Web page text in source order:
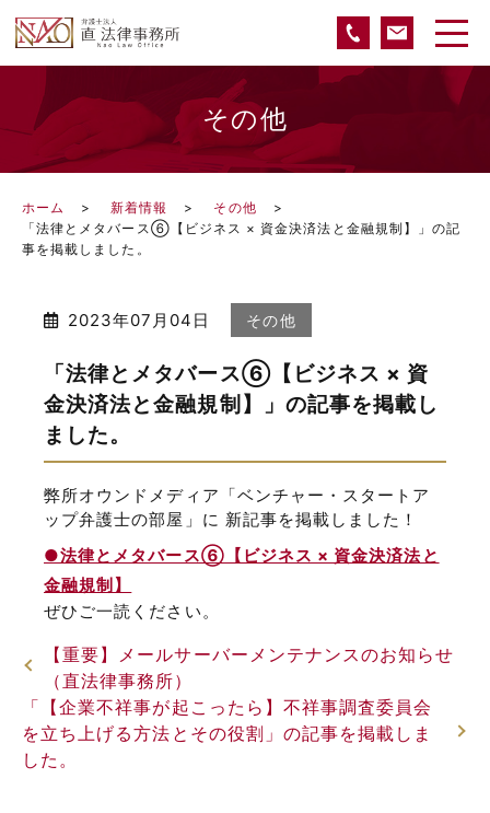
その他
ホーム 新着情報
その他
「法律とメタバース⑥【ビジネス × 資金決済法と金融規制】」の記
事を掲載しました。
2023年07月04日 その他
「法律とメタバース⑥【ビジネス × 資
金決済法と金融規制】」の記事を掲載し
ました。
弊所オウンドメディア「ベンチャー・スタートア
ップ弁護士の部屋」に 新記事を掲載しました！
●法律とメタバース⑥【ビジネス × 資金決済法と
金融規制】
ぜひご一読ください。
【重要】メールサーバーメンテナンスのお知らせ
（直法律事務所）
「【企業不祥事が起こったら】不祥事調査委員会
を立ち上げる方法とその役割」の記事を掲載しま
した。